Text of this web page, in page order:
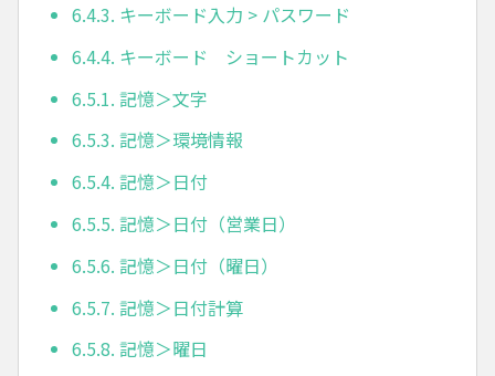
6.4.3. キーボード入力 > パスワード
6.4.4. キーボード ショートカット
6.5.1. 記憶＞文字
6.5.3. 記憶＞環境情報
6.5.4. 記憶＞日付
6.5.5. 記憶＞日付（営業日）
6.5.6. 記憶＞日付（曜日）
6.5.7. 記憶＞日付計算
6.5.8. 記憶＞曜日